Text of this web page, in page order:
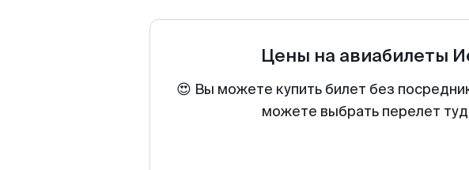
Цены на авиабилеты
😍 Вы можете купить билет без
можете выбрать перелет